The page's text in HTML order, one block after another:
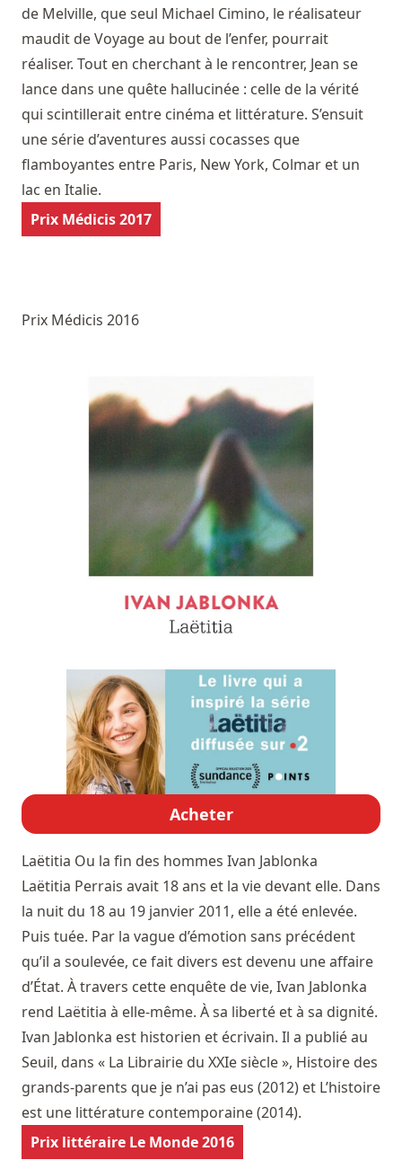
de Melville, que seul Michael Cimino, le réalisateur
maudit de Voyage au bout de l’enfer, pourrait
réaliser. Tout en cherchant à le rencontrer, Jean se
lance dans une quête hallucinée : celle de la vérité
qui scintillerait entre cinéma et littérature. S’ensuit
une série d’aventures aussi cocasses que
flamboyantes entre Paris, New York, Colmar et un
lac en Italie.
Prix Médicis 2017
Prix Médicis 2016
Acheter
Laëtitia Ou la fin des hommes Ivan Jablonka
Laëtitia Perrais avait 18 ans et la vie devant elle. Dans
la nuit du 18 au 19 janvier 2011, elle a été enlevée.
Puis tuée. Par la vague d’émotion sans précédent
qu’il a soulevée, ce fait divers est devenu une affaire
d’État. À travers cette enquête de vie, Ivan Jablonka
rend Laëtitia à elle-même. À sa liberté et à sa dignité.
Ivan Jablonka est historien et écrivain. Il a publié au
Seuil, dans « La Librairie du XXIe siècle », Histoire des
grands-parents que je n’ai pas eus (2012) et L’histoire
est une littérature contemporaine (2014).
Prix littéraire Le Monde 2016